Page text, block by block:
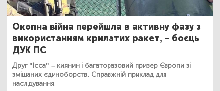
Окопна війна перейшла в активну фазу з
використанням крилатих ракет, – боєць
ДУК ПС
Друг "Ісса" – киянин і багаторазовий призер Європи зі
змішаних єдиноборств. Справжній приклад для
наслідування.